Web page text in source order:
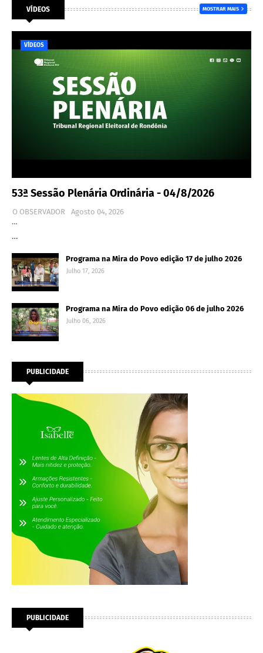
VÍDEOS MOSTRAR MAIS
VÍDEOS
53ª Sessão Plenária Ordinária - 04/8/2026
O OBSERVADOR
Agosto 04, 2026
…
…
Programa na Mira do Povo edição 17 de julho 2026
Julho 17, 2026
Programa na Mira do Povo edição 06 de julho 2026
Julho 06, 2026
PUBLICIDADE
PUBLICIDADE